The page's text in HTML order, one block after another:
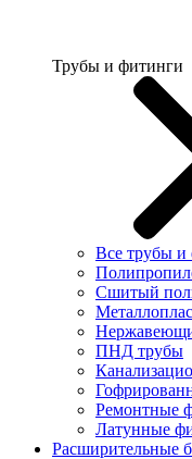
Трубы и фитинги
Все трубы и
Сшитый
ПНД трубы
Ремонтные
Латунные
Расширительные